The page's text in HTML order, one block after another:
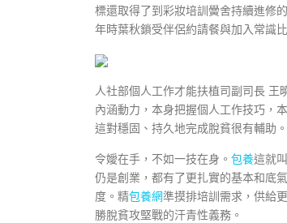
標還取得了到彩妝培訓黌舍持續進修
年時葉秋鎖受伴侶約請餐與加入常識
人社部個人工作才能扶植司副司長 王
內涵動力，本身把握個人工作技巧，
這對穩固、持久地完成脫貧很有輔助。
令嬡在手，不如一技在身。 包養這就
仍是創業，都有了更扎實的基本和底
度。精包養網準摸排培訓需求，供給
勝脫貧攻堅戰的汗青性義務。